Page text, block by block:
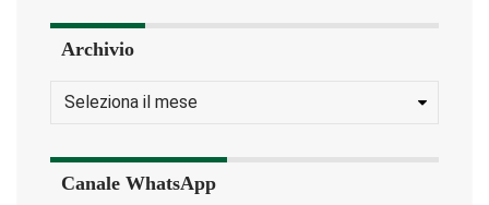
Archivio
Canale WhatsApp